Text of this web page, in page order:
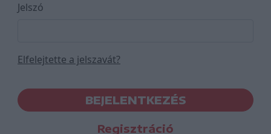
Jelszó
Elfelejtette a jelszavát?
BEJELENTKEZÉS
Regisztráció